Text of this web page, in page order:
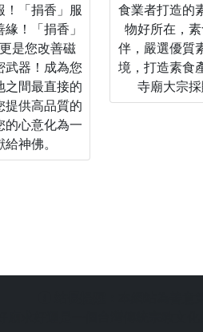
！「捐香」服
！「捐香」
是您改善磁
武器！成為您
之間最直接的
提供高品質的
的心意化為一
神佛。
食業者打造的
物好所在，
伴，嚴選優質
境，打造素食
寺廟大宗採